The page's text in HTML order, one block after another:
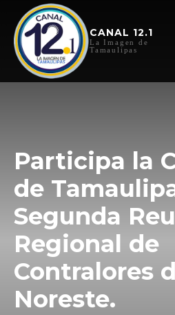
CANAL 12.1
La Imagen de
Tamaulipas
Participa la
de
Segunda
Regional de
Contralores
Noreste.